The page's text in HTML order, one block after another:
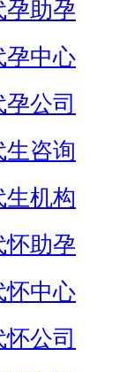
孕助孕
孕中心
公司
生咨询
生机构
怀助孕
怀中心
公司